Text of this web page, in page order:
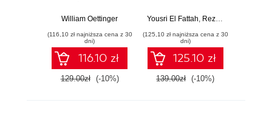
Courtroom
William Oettinger
(116,10 zł najniższa cena z 30
dni)
116.10 zł
129.00zł (-10%)
Networks and
Models with R and
Python
Yousri El Fattah, Reza Bagheri
(125,10 zł najniższa cena z 30
dni)
125.10 zł
139.00zł (-10%)